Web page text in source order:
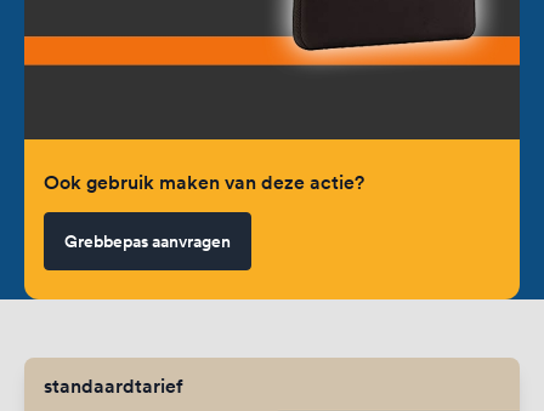
Ook gebruik maken van deze actie?
Grebbepas aanvragen
standaardtarief